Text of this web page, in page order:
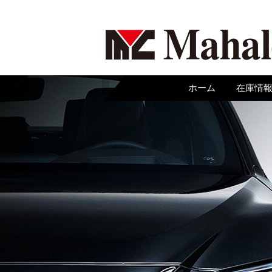
ホーム 在庫情報